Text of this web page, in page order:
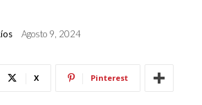
Agosto 9, 2024
X Pinterest